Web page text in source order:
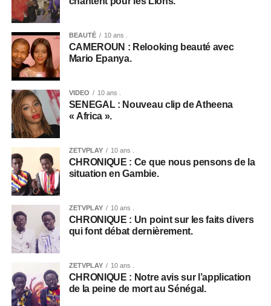
BEAUTÉ 10 ans .
CAMEROUN : Relooking beauté avec
Mario Epanya.
VIDEO 10 ans .
SENEGAL : Nouveau clip de Atheena
« Africa ».
ZETVPLAY 10 ans .
CHRONIQUE : Ce que nous pensons de la
situation en Gambie.
ZETVPLAY 10 ans .
CHRONIQUE : Un point sur les faits divers
qui font débat dernièrement.
ZETVPLAY 10 ans .
CHRONIQUE : Notre avis sur l’application
de la peine de mort au Sénégal.